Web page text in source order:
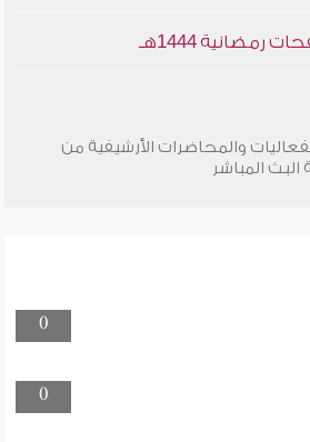
1444هـ
والمحاضرات الأرشيفية من
المباشر
0
0